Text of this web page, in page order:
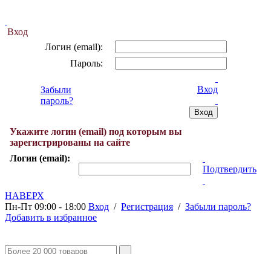
Вход
Логин (email):
Пароль:
Забыли
пароль?
Вход
Укажите логин (email) под которым вы
зарегистрированы на сайте
Логин (email):
Подтвердить
НАВЕРХ
Пн-Пт 09:00 - 18:00 Вход / Регистрация / Забыли пароль?
Добавить в избранное